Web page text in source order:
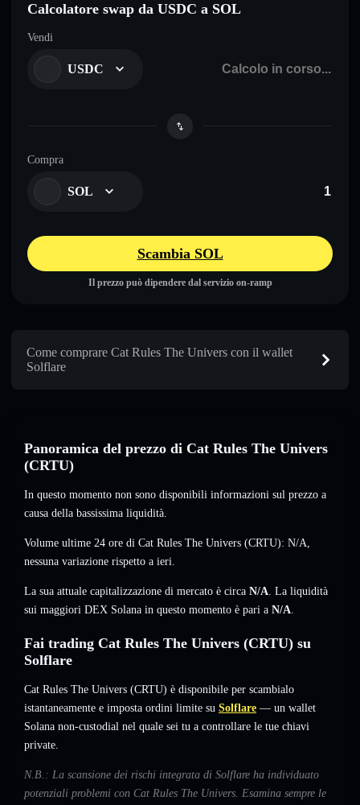
Calcolatore swap da USDC a SOL
Vendi
USDC
Compra
SOL
Scambia SOL
Il prezzo può dipendere dal servizio on-ramp
Come comprare Cat Rules The Univers con il wallet
Solflare
Panoramica del prezzo di Cat Rules The Univers
(CRTU)
In questo momento non sono disponibili informazioni sul prezzo a
causa della bassissima liquidità.
Volume ultime 24 ore di Cat Rules The Univers (CRTU): N/A,
nessuna variazione rispetto a ieri.
La sua attuale capitalizzazione di mercato è circa N/A. La liquidità
sui maggiori DEX Solana in questo momento è pari a N/A.
Fai trading Cat Rules The Univers (CRTU) su
Solflare
Cat Rules The Univers (CRTU) è disponibile per scambialo
istantaneamente e imposta ordini limite su Solflare — un wallet
Solana non-custodial nel quale sei tu a controllare le tue chiavi
private.
N.B.: La scansione dei rischi integrata di Solflare ha individuato
potenziali problemi con Cat Rules The Univers. Esamina sempre le